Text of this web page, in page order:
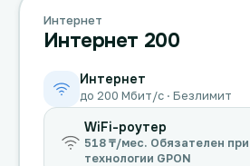
Интернет
Интернет 200
Интернет
до 200 Мбит/с · Безлимит
WiFi-роутер
518 ₸/мес. Обязателен при
технологии GPON